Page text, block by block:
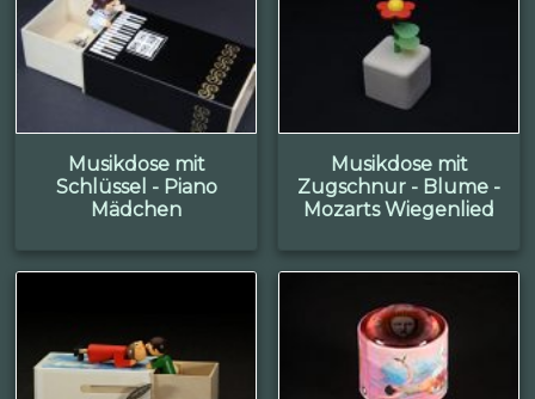
Musikdose mit
Schlüssel - Piano
Mädchen
Musikdose mit
Zugschnur - Blume -
Mozarts Wiegenlied